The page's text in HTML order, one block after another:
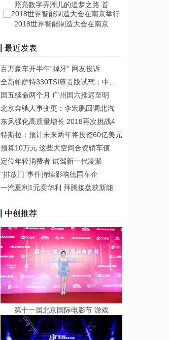
照亮数字弄潮儿的追梦之路 首
2018世界智能制造大会在南京
最近发表
百万豪车开半年“掉牙” 网友投诉
国五续命两个月 广州国六推迟至明
北京奔驰人事变更：李宏鹏回调北汽
东风强化高质量增长 2018再次挑战4
特斯拉：预计未来两年将投资60亿美元
预算10万元 这些大空间合资轿车值
定位年轻消费者 试驾新一代凌派
“排放门”事件持续影响德国车企
一汽夏利1元卖华利 拜腾接盘获新能
中创推荐
第十一届北京国际电影节 游戏